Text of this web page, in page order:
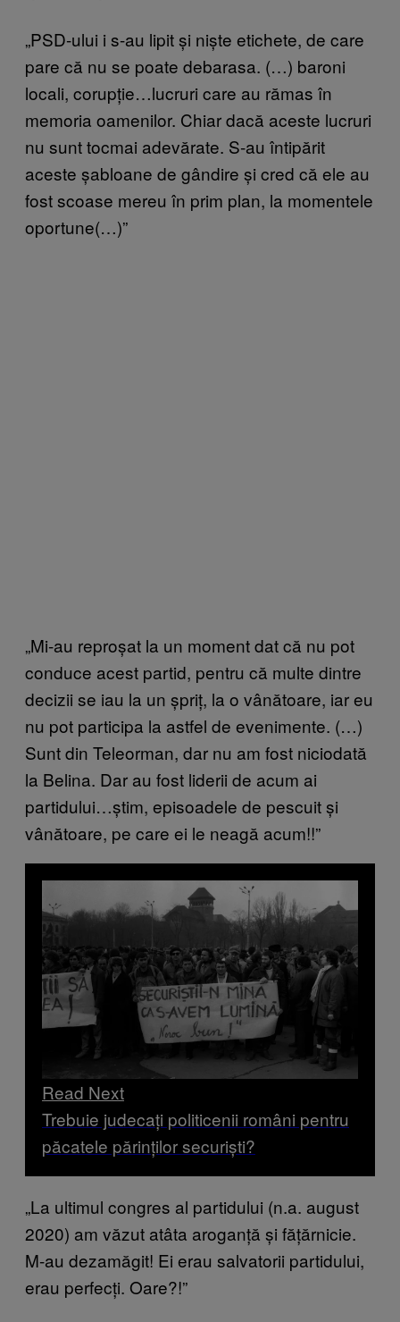
„PSD-ului i s-au lipit și niște etichete, de care
pare că nu se poate debarasa. (…) baroni
locali, corupție…lucruri care au rămas în
memoria oamenilor. Chiar dacă aceste lucruri
nu sunt tocmai adevărate. S-au întipărit
aceste șabloane de gândire și cred că ele au
fost scoase mereu în prim plan, la momentele
oportune(…)”
„Mi-au reproșat la un moment dat că nu pot
conduce acest partid, pentru că multe dintre
decizii se iau la un șpriț, la o vânătoare, iar eu
nu pot participa la astfel de evenimente. (…)
Sunt din Teleorman, dar nu am fost niciodată
la Belina. Dar au fost liderii de acum ai
partidului…știm, episoadele de pescuit și
vânătoare, pe care ei le neagă acum!!”
Read Next
Trebuie judecați politicenii români pentru
păcatele părinților securiști?
„La ultimul congres al partidului (n.a. august
2020) am văzut atâta aroganță și fățărnicie.
M-au dezamăgit! Ei erau salvatorii partidului,
erau perfecți. Oare?!”